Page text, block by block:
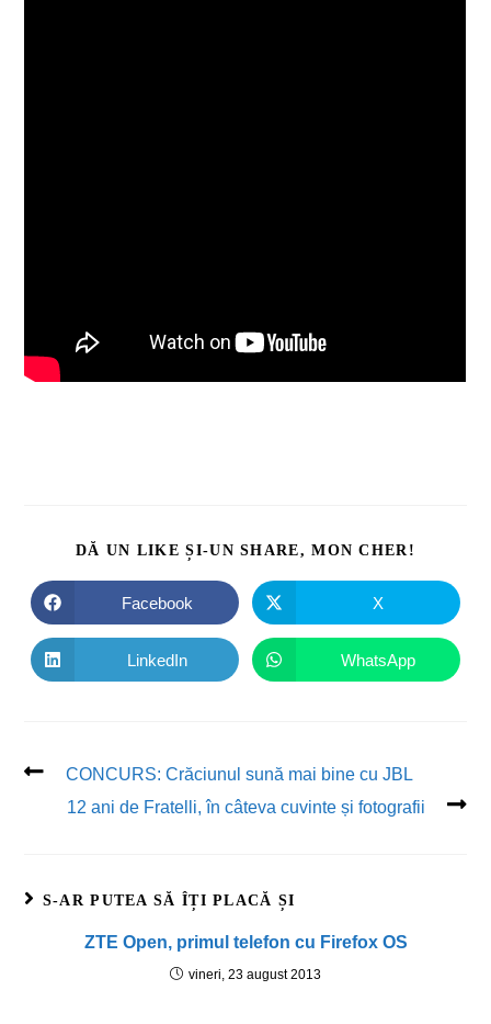
DĂ UN LIKE ȘI-UN SHARE, MON CHER!
Facebook X
LinkedIn WhatsApp
CONCURS: Crăciunul sună mai bine cu JBL
12 ani de Fratelli, în câteva cuvinte și fotografii
S-AR PUTEA SĂ ÎȚI PLACĂ ȘI
ZTE Open, primul telefon cu Firefox OS
vineri, 23 august 2013